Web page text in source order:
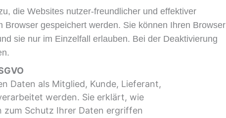
die Websites nutzer-freundlicher und effektiver
gespeichert werden. Sie können Ihren Browser
sie nur im Einzelfall erlauben. Bei der Deaktivierung
Daten als Mitglied, Kunde, Lieferant,
werden. Sie erklärt, wie
zum Schutz Ihrer Daten ergriffen